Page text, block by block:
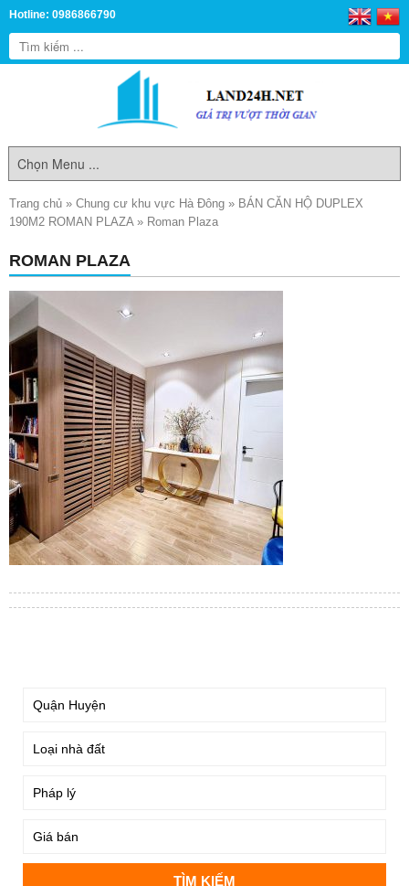
Hotline: 0986866790
Trang chủ » Chung cư khu vực Hà Đông » BÁN CĂN HỘ DUPLEX
190M2 ROMAN PLAZA» Roman Plaza
ROMAN PLAZA